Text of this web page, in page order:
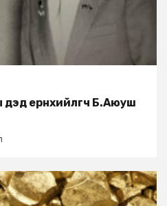
eрөнхийлөгч Б.Аюуш